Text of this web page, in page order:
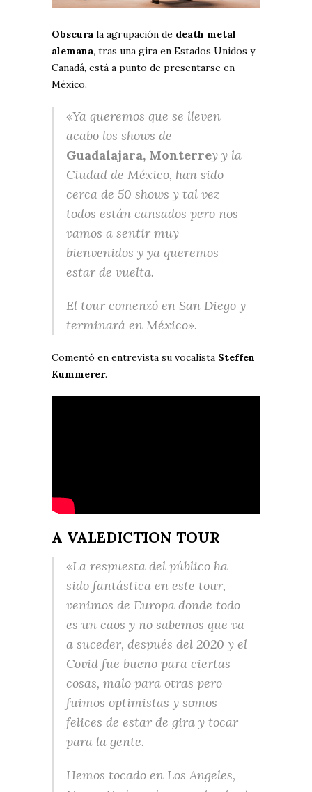
Obscura la agrupación de death metal
alemana, tras una gira en Estados Unidos y
Canadá, está a punto de presentarse en
México.
«Ya queremos que se lleven
acabo los shows de
Guadalajara, Monterrey y la
Ciudad de México, han sido
cerca de 50 shows y tal vez
todos están cansados pero nos
vamos a sentir muy
bienvenidos y ya queremos
estar de vuelta.
El tour comenzó en San Diego y
terminará en México».
Comentó en entrevista su vocalista Steffen
Kummerer.
A VALEDICTION TOUR
«La respuesta del público ha
sido fantástica en este tour,
venimos de Europa donde todo
es un caos y no sabemos que va
a suceder, después del 2020 y el
Covid fue bueno para ciertas
cosas, malo para otras pero
fuimos optimistas y somos
felices de estar de gira y tocar
para la gente.
Hemos tocado en Los Angeles,